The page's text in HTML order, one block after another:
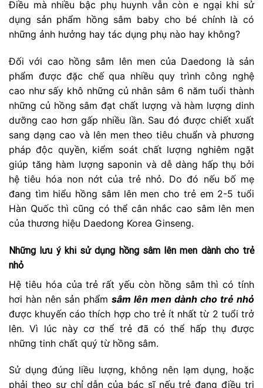
Điều mà nhiều bậc phụ huynh vẫn còn e ngại khi sử
dụng sản phẩm hồng sâm baby cho bé chính là có
những ảnh hưởng hay tác dụng phụ nào hay không?
Đối với cao hồng sâm lên men của Daedong là sản
phẩm được đặc chế qua nhiều quy trình công nghệ
cao như sấy khô những củ nhân sâm 6 năm tuổi thành
những củ hồng sâm đạt chất lượng và hàm lượng dinh
dưỡng cao hơn gấp nhiều lần. Sau đó được chiết xuất
sang dạng cao và lên men theo tiêu chuẩn và phương
pháp độc quyền, kiểm soát chất lượng nghiêm ngặt
giúp tăng hàm lượng saponin và dễ dàng hấp thụ bởi
hệ tiêu hóa non nớt của trẻ nhỏ. Do đó nếu bố mẹ
đang tìm hiểu hồng sâm lên men cho trẻ em 2-5 tuổi
Hàn Quốc thì cũng có thể cân nhắc cao sâm lên men
của thương hiệu Daedong Korea Ginseng.
Những lưu ý khi sử dụng hồng sâm lên men dành cho trẻ
nhỏ
Hệ tiêu hóa của trẻ rất yếu còn hồng sâm thì có tính
hơi hàn nên sản phẩm sâm lên men dành cho trẻ nhỏ
được khuyến cáo thích hợp cho trẻ ít nhất từ 2 tuổi trở
lên. Vì lúc này cơ thể trẻ đã có thể hấp thụ được
những tinh chất quý từ hồng sâm.
Sử dụng đúng liều lượng, không nên lạm dụng, hoặc
phải theo sự chỉ dẫn của bác sĩ nếu trẻ đang điều trị